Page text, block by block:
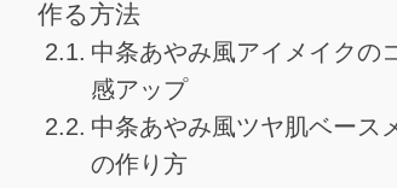
作る方法
中条あやみ風アイメイクの
感アップ
中条あやみ風ツヤ肌ベース
の作り方